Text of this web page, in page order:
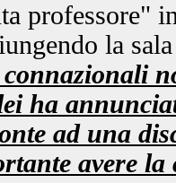
professore"
la
ha
ad una
avere la